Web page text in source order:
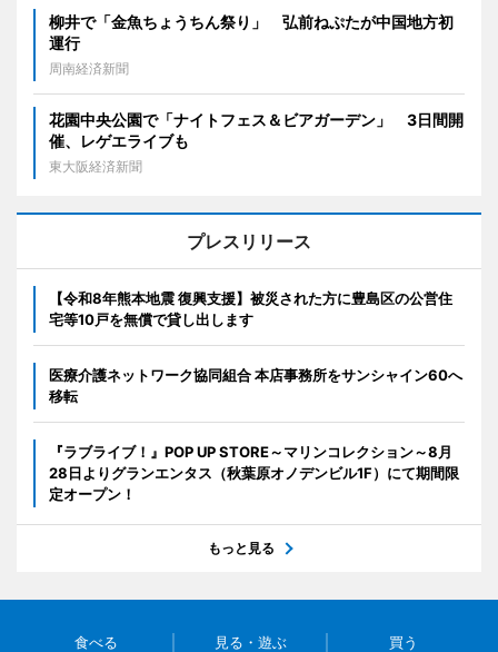
柳井で「金魚ちょうちん祭り」 弘前ねぷたが中国地方初
運行
周南経済新聞
花園中央公園で「ナイトフェス＆ビアガーデン」 3日間開
催、レゲエライブも
東大阪経済新聞
プレスリリース
【令和8年熊本地震 復興支援】被災された方に豊島区の公営住
宅等10戸を無償で貸し出します
医療介護ネットワーク協同組合 本店事務所をサンシャイン60へ
移転
『ラブライブ！』POP UP STORE～マリンコレクション～8月
28日よりグランエンタス（秋葉原オノデンビル1F）にて期間限
定オープン！
もっと見る
食べる 見る・遊ぶ 買う